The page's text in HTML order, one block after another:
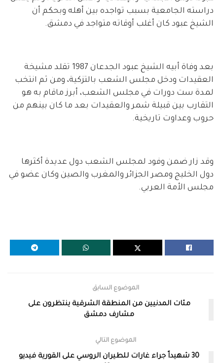
دراسته الجامعية بسبب تواجده بين أهله وبحكم أن
الشيخ عبود كان أغلب أوقاته متواجد في دمشق.
بعد وفاة أبيه الشيخ عبود الجدعان 1987 تقلد مشيخة
العقيدات ودخل مجلس الشعب بالتزكية، ومن ثم انتخب
لمدة ست دورات في مجلس الشعب، أبرز ماقام به هو
التقارب بين قبيلة شمر والعقيدات بعد ما كان بينهم من
حروب وعداوت تاريخية.
وقد زار ضمن وفود لمجلس الشعب دول عديدة أكثرها
دول الخليج ومصر الجزائر والمغرب والصين وكان عضو في
مجلس الأمة العربي.
الموضوع السابق
مئات المدنيين من المنطقة الشرقية ينتظرون على
مشارف دمشق
الموضوع التالي
30 شهيداً جراء غارات للطيران الروسي على القورية فيديو